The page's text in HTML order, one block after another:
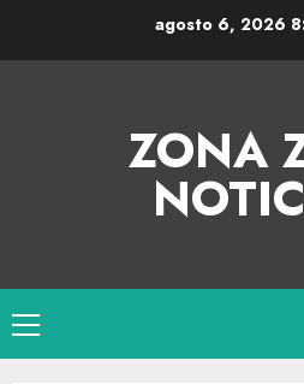
agosto 6, 2026
ZONA